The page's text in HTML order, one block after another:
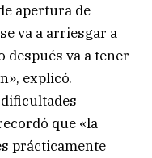
apertura de
va a arriesgar a
después va a tener
explicó.
que «la
prácticamente